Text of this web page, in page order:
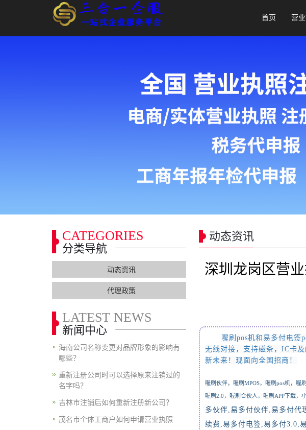
首页 营
动态资讯
深圳龙岗区营
喔刷pos机和易多付电签
无线对接，支持磁条，IC卡
新未来！现面向全国招商 ！
喔刷伙伴，喔刷 MPOS，喔刷pos机， 喔
喔刷2.0，喔刷合伙人，喔刷APP下载，
多伙伴,易多付伙伴,易多付代
续费 ,易多付电签,易多付3.0,
CATEGORIES
分类导航
动态资讯
代理政策
LATEST NEWS
新闻中心
海南公司名称变更对品牌形象的影响有
哪些？
重新注册公司时可以选择原来注销过的
名字吗？
吉林市注销后如何重新注册新公司？
茂名市个体工商户如何申请营业执照